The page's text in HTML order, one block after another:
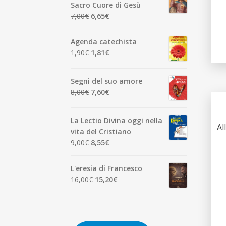
7,00€.
Sacro Cuore di Gesù
7,00€ Il
originale
era:
7,00€.
6,65€
attuale
Agenda catechista
1,90€ Il
era:
1,90€.
1,81€
è:
Segni del suo amore
8,00€ Il
era:
8,00€.
7,60€
è:
7,60€.
La Lectio Divina oggi nella
vita del Cristiano
9,00€ Il
originale
era:
9,00€.
8,55€
attuale
è:
L'eresia di Francesco
16,00€ Il
16,00€.
15,20€
15,20€.